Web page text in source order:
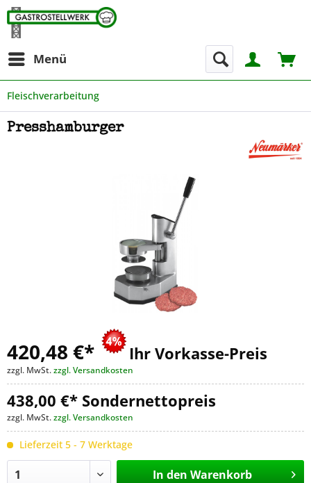
Menü
Fleischverarbeitung
Presshamburger
420,48 €* Ihr Vorkasse-Preis
zzgl. MwSt.zzgl. Versandkosten
438,00 €* Sondernettopreis
zzgl. MwSt.zzgl. Versandkosten
Lieferzeit 5 - 7 Werktage
In den Warenkorb